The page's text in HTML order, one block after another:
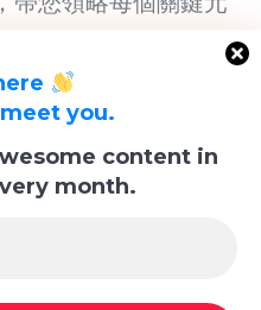
店的主要參數，並獲
，一些重要步驟涉及
及支付網關等。
使用您的商店並開始
you.
content in
month.